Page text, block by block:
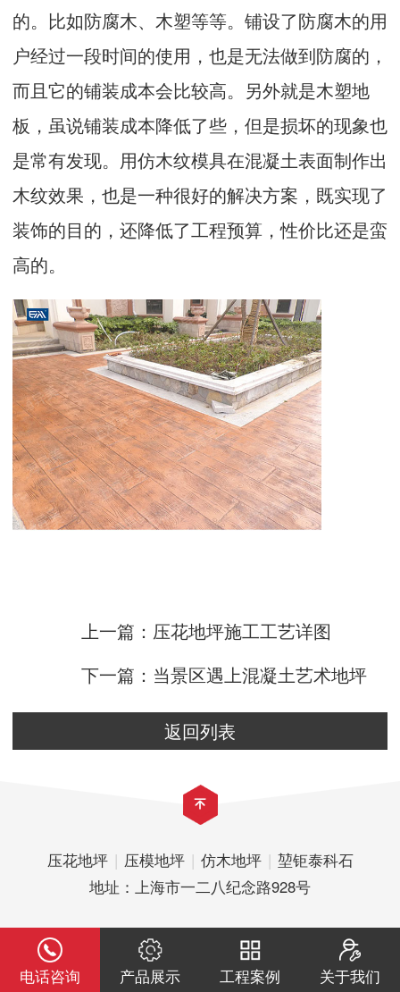
的。比如防腐木、木塑等等。铺设了防腐木的用
户经过一段时间的使用，也是无法做到防腐的，
而且它的铺装成本会比较高。另外就是木塑地
板，虽说铺装成本降低了些，但是损坏的现象也
是常有发现。用仿木纹模具在混凝土表面制作出
木纹效果，也是一种很好的解决方案，既实现了
装饰的目的，还降低了工程预算，性价比还是蛮
高的。
上一篇：压花地坪施工工艺详图
下一篇：当景区遇上混凝土艺术地坪
返回列表
压花地坪 | 压模地坪 | 仿木地坪 | 堃钜泰科石
地址：上海市一二八纪念路928号
电话咨询 产品展示 工程案例 关于我们